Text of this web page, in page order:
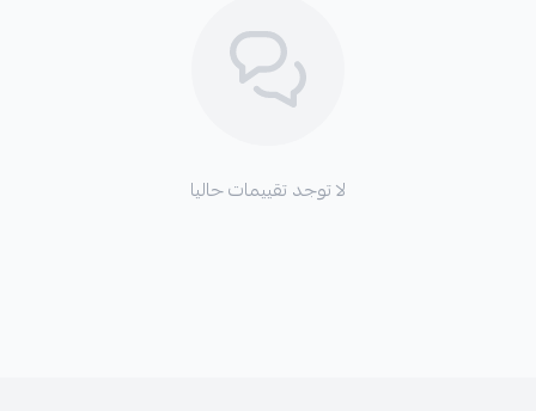
لا توجد تقييمات حاليا